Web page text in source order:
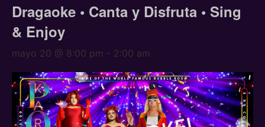
Dragaoke • Canta y Disfruta • Sing
& Enjoy
mayo 20 @ 8:00 pm - 2:00 am